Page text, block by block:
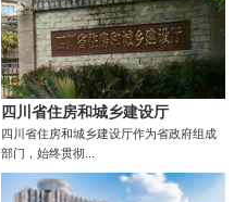
四川省住房和城乡建设厅
四川省住房和城乡建设厅作为省政府组成
部门，始终贯彻...